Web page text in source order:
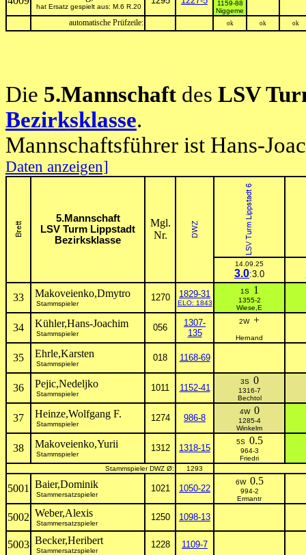
hat Ersatz gespielt aus: M.6 R.20
1159-88
Niggeme
automatische Prüfzeile: ok ok ok
Die 5.Mannschaft des LSV
Bezirksklasse.
Mannschaftsführer ist Hans-
Daten anzeigen]
5.Mannschaft
LSV Turm Lippstadt
Bezirksklasse
Mgl.
Nr.
14.09.25
3.0:3.0
33 Makoveienko,Dmytro
Stammspieler
1270 1829-31
ELO: 1843
1S 1
1355-2
Wiese,E
34 Kühler,Hans-Joachim
Stammspieler
056
1307-
135
2W +
Hernand
35 Ehrle,Karsten
Stammspieler
018 1168-69
36 Pejic,Nedeljko
Stammspieler
1011 1152-41
3S 0
1316-7
Bechtol
37 Heinze,Wolfgang F.
Stammspieler
1274 986-8
4W 0
1285-4
Winkelm
38 Makoveienko,Yurii
Stammspieler
1312 1318-15
5S 0.5
964-3
Friedri
Stammspieler DWZ Ø:
1293
5001 Baier,Dominik
Stammersatzspieler
1021 1050-22
6W 0.5
994-2
Ermantr
5002 Weber,Alexis
Stammersatzspieler
1250 1098-13
5003 Becker,Heribert
Stammersatzspieler
1228 1109-7